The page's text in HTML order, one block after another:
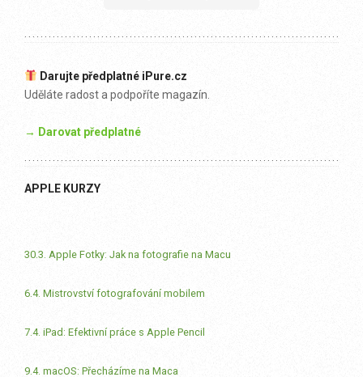
Darujte předplatné iPure.cz
Uděláte radost a podpoříte magazín.
→ Darovat předplatné
APPLE KURZY
30.3. Apple Fotky: Jak na fotografie na Macu
6.4. Mistrovství fotografování mobilem
7.4. iPad: Efektivní práce s Apple Pencil
9.4. macOS: Přecházíme na Maca